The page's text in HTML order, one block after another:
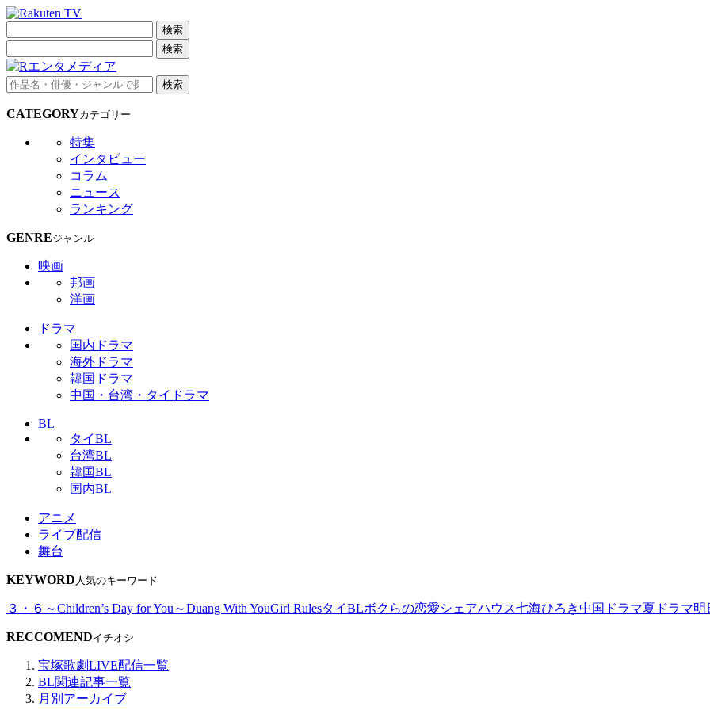
検索
検索
検索
CATEGORYカテゴリー
特集
インタビュー
コラム
ニュース
ランキング
GENREジャンル
映画
邦画
洋画
ドラマ
国内ドラマ
海外ドラマ
韓国ドラマ
中国・台湾・タイドラマ
BL
タイBL
台湾BL
韓国BL
国内BL
アニメ
ライブ配信
舞台
KEYWORD 人気のキーワード
３・６～Children’s Day for You～Duang With YouGirl RulesタイBLボクらの恋愛シェアハウス七海ひろき中国ドラマ夏ドラマ明
RECCOMENDイチオシ
宝塚歌劇LIVE配信一覧
BL関連記事一覧
月別アーカイブ